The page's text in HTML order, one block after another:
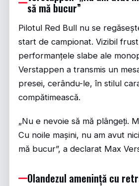
să mă bucur”
Pilotul Red Bull nu se
start de campionat. Vizibil
performanțele slabe ale
Verstappen a transmis un
presei, cerându-le, în stilul
compătimească.
„Nu e nevoie să mă plângeți.
Cu noile mașini, nu am avut
mă bucur”, a declarat Max
Olandezul amenință cu